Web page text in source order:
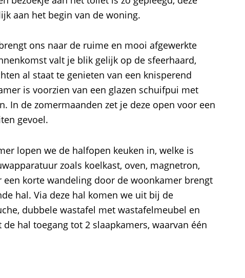
aan het begin van de woning.
ons naar de ruime en mooi afgewerkte
valt je blik gelijk op de sfeerhaard,
al staat te genieten van een knisperend
is voorzien van een glazen schuifpui met
In de zomermaanden zet je deze open voor een
gevoel.
lopen we de halfopen keuken in, welke is
zoals koelkast, oven, magnetron,
een korte wandeling door de woonkamer brengt
hal. Via deze hal komen we uit bij de
dubbele wastafel met wastafelmeubel en
hal toegang tot 2 slaapkamers, waarvan één